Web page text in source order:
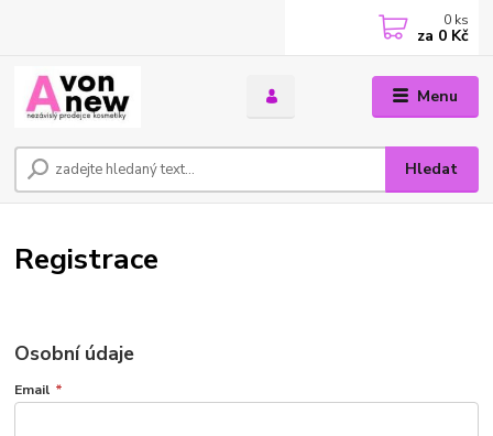
Menu
Hledat
0 ks
za 0 Kč
Registrace
Osobní údaje
Email *